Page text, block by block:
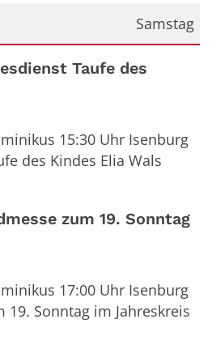
Samstag
Taufe des
15:30 Uhr Isenburg
des Kindes Elia Wals
zum 19. Sonntag
17:00 Uhr Isenburg
19. Sonntag im Jahreskreis